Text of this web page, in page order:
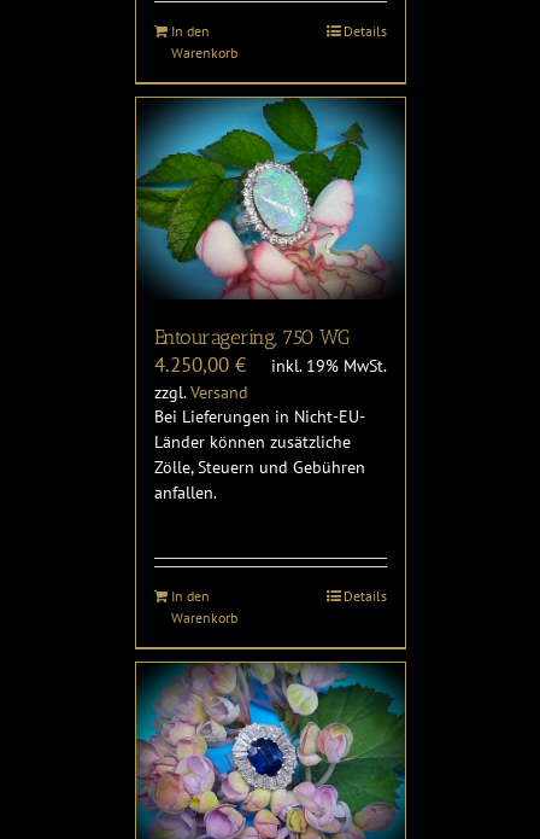
In den
Warenkorb
Details
Entouragering, 750 WG
4.250,00 €
inkl. 19% MwSt.
zzgl.Versand
Bei Lieferungen in Nicht-EU-
Länder können zusätzliche
Zölle, Steuern und Gebühren
anfallen.
In den
Warenkorb
Details